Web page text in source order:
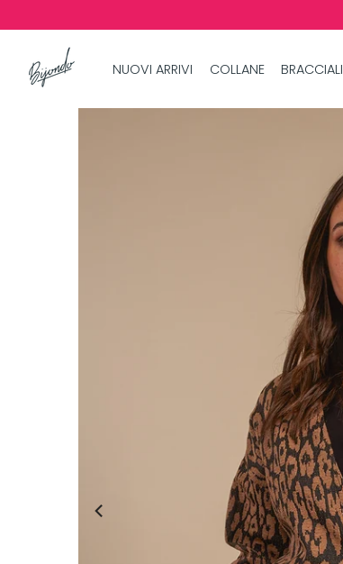
NUOVI ARRIVI COLLANE BRACCIALI